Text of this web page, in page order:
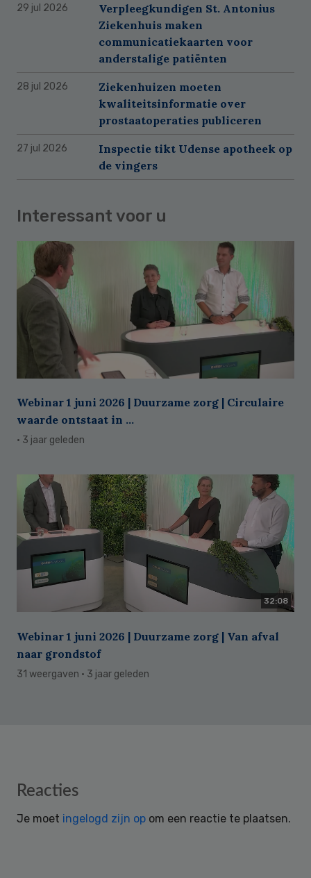
29 jul 2026
Verpleegkundigen St. Antonius
Ziekenhuis maken
communicatiekaarten voor
anderstalige patiënten
28 jul 2026
Ziekenhuizen moeten
kwaliteitsinformatie over
prostaatoperaties publiceren
27 jul 2026
Inspectie tikt Udense apotheek op
de vingers
Interessant voor u
Webinar 1 juni 2026 | Duurzame zorg | Circulaire
waarde ontstaat in ...
· 3 jaar geleden
32:08
Webinar 1 juni 2026 | Duurzame zorg | Van afval
naar grondstof
31 weergaven · 3 jaar geleden
Reader
Reacties
Je moet ingelogd zijn op om een reactie te plaatsen.